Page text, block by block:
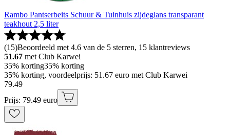
Rambo Pantserbeits Schuur & Tuinhuis zijdeglans transparant
teakhout 2,5 liter
(15)Beoordeeld met 4.6 van de 5 sterren, 15 klantreviews
51.67 met Club Karwei
35% korting35% korting
35% korting, voordeelprijs: 51.67 euro met Club Karwei
79.49
Prijs: 79.49 euro